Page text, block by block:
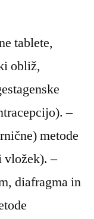
tablete,
obliž,
–
metode
vložek). –
diafragma in